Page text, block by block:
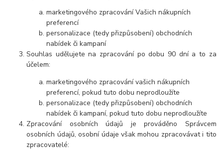
marketingového zpracování Vašich nákupních
preferencí
personalizace (tedy přizpůsobení) obchodních
nabídek či kampaní
Souhlas udělujete na zpracování po dobu 90 dní a to za
účelem:
marketingového zpracování vašich nákupních
preferencí, pokud tuto dobu neprodloužíte
personalizace (tedy přizpůsobení) obchodních
nabídek či kampaní, pokud tuto dobu neprodloužíte
Zpracování osobních údajů je prováděno Správcem
osobních údajů, osobní údaje však mohou zpracovávat i tito
zpracovatelé: